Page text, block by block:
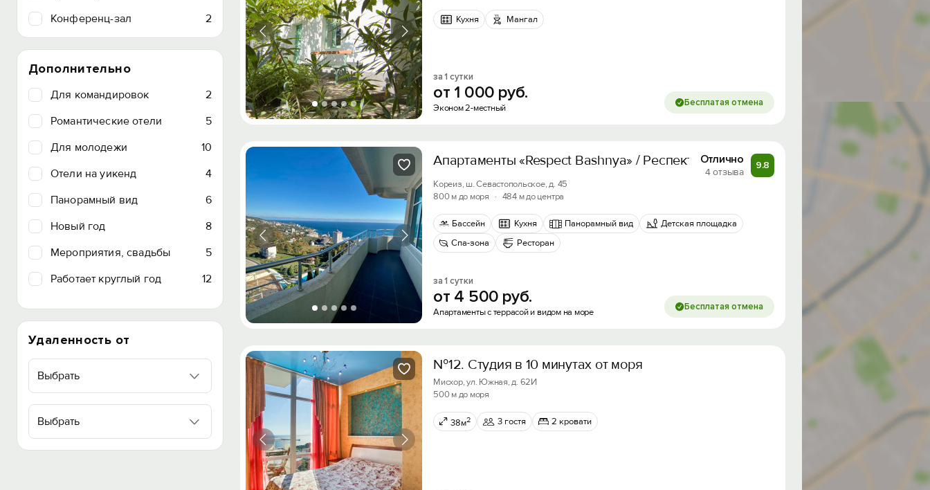
Конференц-зал
2
Дополнительно
Для командировок
2
Романтические отели
5
Для молодежи
10
Отели на уикенд
4
Панорамный вид
6
Новый год
8
Мероприятия, свадьбы
5
Работает круглый год
12
Удаленность от
Выбрать
Выбрать
Кухня Мангал
за 1 сутки
от 1 000 руб.
Эконом 2-местный Бесплатая отмена
Апартаменты «Respect Bashnya» / Респект Башня
Отлично
4 отзыва
9.8
Кореиз, ш. Севастопольское, д. 45
800 м до моря
· 484 м до центра
Бассейн Кухня Панорамный вид
Детская площадка
Спа-зона
Ресторан
за 1 сутки
от 4 500 руб.
Апартаменты с террасой и видом на море Бесплатая отмена
№12. Студия в 10 минутах от моря
Мисхор, ул. Южная, д. 62И
500 м до моря
38м2 3 гостя 2 кровати